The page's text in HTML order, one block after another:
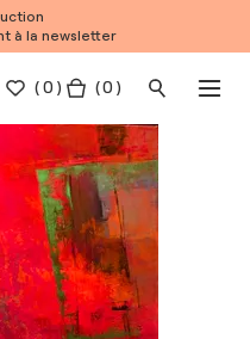
à la newsletter
(0 ) ( 0 )